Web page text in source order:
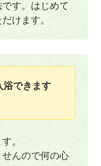
す。はじめて
けます。
浴できます
。
んので何の心